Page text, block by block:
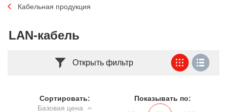
Кабельная продукция
LAN-кабель
Открыть фильтр
Сортировать:
Базовая цена
Показывать по: